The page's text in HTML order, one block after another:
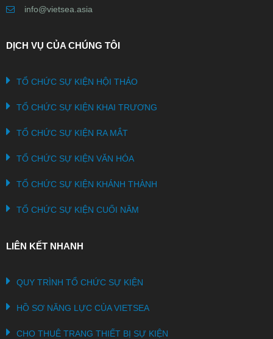
info@vietsea.asia
DỊCH VỤ CỦA CHÚNG TÔI
TỔ CHỨC SỰ KIỆN HỘI THẢO
TỔ CHỨC SỰ KIỆN KHAI TRƯƠNG
TỔ CHỨC SỰ KIỆN RA MẮT
TỔ CHỨC SỰ KIỆN VĂN HÓA
TỔ CHỨC SỰ KIỆN KHÁNH THÀNH
TỔ CHỨC SỰ KIỆN CUỐI NĂM
LIÊN KẾT NHANH
QUY TRÌNH TỔ CHỨC SỰ KIỆN
HỒ SƠ NĂNG LỰC CỦA VIETSEA
CHO THUÊ TRANG THIẾT BỊ SỰ KIỆN